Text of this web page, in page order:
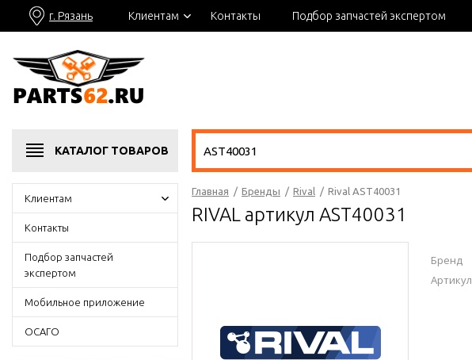
г. Рязань Клиентам Контакты Подбор запчастей экспертом
КАТАЛОГ ТОВАРОВ
Клиентам
Контакты
Подбор запчастей
экспертом
Мобильное приложение
ОСАГО
Главная / Бренды / Rival / Rival AST40031
RIVAL артикул AST40031
Бренд
Артикул